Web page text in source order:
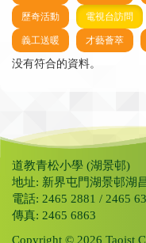
歷奇活動 電視台訪問
義工送暖 才藝薈萃
没有符合的資料。
道教青松小學 (湖景邨)
地址: 新界屯門湖景邨湖
電話: 2465 2881 / 2465
傳真: 2465 6863
Copyright © 2026 Taoist